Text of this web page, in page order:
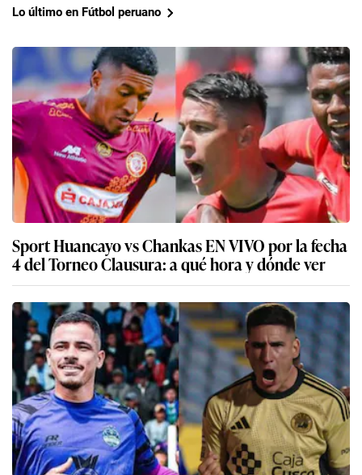
Lo último en Fútbol peruano
Sport Huancayo vs Chankas EN VIVO por la fecha
4 del Torneo Clausura: a qué hora y dónde ver